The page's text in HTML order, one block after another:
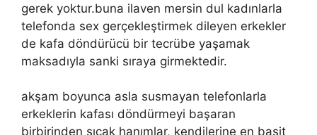
gerek yoktur.buna ilaven mersin dul kadınlarla
telefonda sex gerçekleştirmek dileyen erkekler
de kafa döndürücü bir tecrübe yaşamak
maksadıyla sanki sıraya girmektedir.
akşam boyunca asla susmayan telefonlarla
erkeklerin kafası döndürmeyi başaran
birbirinden sıcak hanımlar, kendilerine en basit